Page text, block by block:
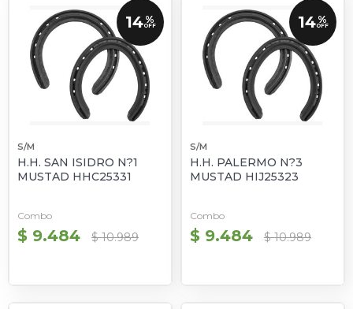
14 %
OFF
S/M
H.H. SAN ISIDRO N?1
MUSTAD HHC25331
Combo
$ 9.484 $ 10.989
14 %
OFF
S/M
H.H. PALERMO N?3
MUSTAD HIJ25323
Combo
$ 9.484 $ 10.989